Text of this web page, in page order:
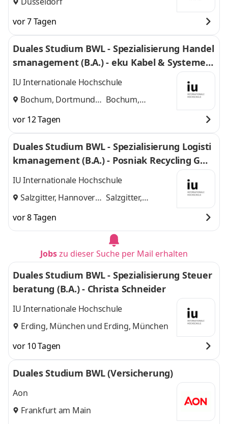
vor 7 Tagen
Duales Studium BWL - Spezialisierung Handel
smanagement (B.A.) - eku Kabel & Systeme G
mbH & Co. KG
IU Internationale Hochschule
Bochum, Dortmund
Bochum,
vor 12 Tagen
Duales Studium BWL - Spezialisierung Logisti
kmanagement (B.A.) - Posniak Recycling Gmb
H
IU Internationale Hochschule
Salzgitter, Hannover
Salzgitter,
vor 8 Tagen
Jobszu dieser Suche per Mail erhalten
Duales Studium BWL - Spezialisierung Steuer
beratung (B.A.) - Christa Schneider
IU Internationale Hochschule
Erding, München und Erding, München
vor 10 Tagen
Duales Studium BWL (Versicherung)
Aon
Frankfurt am Main